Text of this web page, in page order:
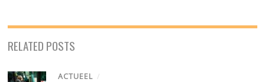
RELATED POSTS
ACTUEEL /